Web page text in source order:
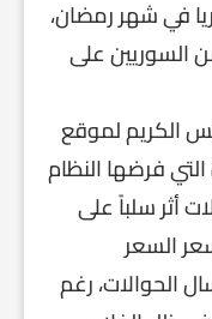
في شهر رمضان،
يكون اعتماد 70% من السوريين على
الكريم لموقع
فرضها النظام
أثر سلباً على
السعر
الحوالات، رغم